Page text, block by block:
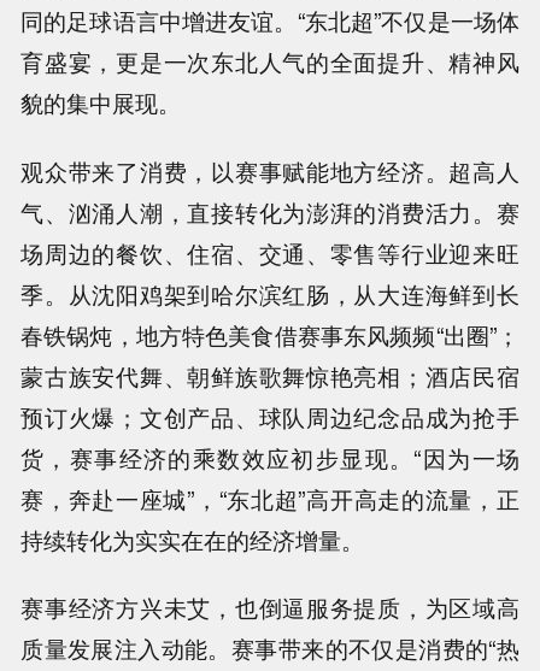
同的足球语言中增进友谊。“东北超”不仅是一场体
育盛宴，更是一次东北人气的全面提升、精神风
貌的集中展现。
观众带来了消费，以赛事赋能地方经济。超高人
气、汹涌人潮，直接转化为澎湃的消费活力。赛
场周边的餐饮、住宿、交通、零售等行业迎来旺
季。从沈阳鸡架到哈尔滨红肠，从大连海鲜到长
春铁锅炖，地方特色美食借赛事东风频频“出圈”；
蒙古族安代舞、朝鲜族歌舞惊艳亮相；酒店民宿
预订火爆；文创产品、球队周边纪念品成为抢手
货，赛事经济的乘数效应初步显现。“因为一场
赛，奔赴一座城”，“东北超”高开高走的流量，正
持续转化为实实在在的经济增量。
赛事经济方兴未艾，也倒逼服务提质，为区域高
质量发展注入动能。赛事带来的不仅是消费的“热